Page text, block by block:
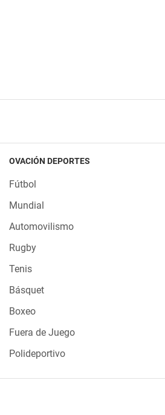
OVACIÓN DEPORTES
Fútbol
Mundial
Automovilismo
Rugby
Tenis
Básquet
Boxeo
Fuera de Juego
Polideportivo